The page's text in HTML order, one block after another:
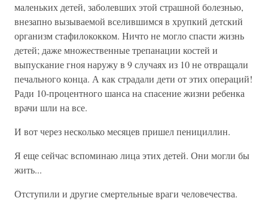
маленьких детей, заболевших этой страшной болезнью,
внезапно вызываемой вселившимся в хрупкий детский
организм стафилококком. Ничто не могло спасти жизнь
детей; даже множественные трепанации костей и
выпускание гноя наружу в 9 случаях из 10 не отвращали
печального конца. А как страдали дети от этих операций!
Ради 10-процентного шанса на спасение жизни ребенка
врачи шли на все.
И вот через несколько месяцев пришел пенициллин.
Я еще сейчас вспоминаю лица этих детей. Они могли бы
жить...
Отступили и другие смертельные враги человечества.